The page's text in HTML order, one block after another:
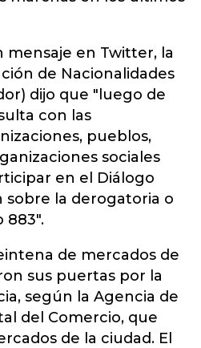
mensaje en Twitter, la
de Nacionalidades
dijo que "luego de
con las
pueblos,
sociales
en el Diálogo
sobre la derogatoria o
883".
de mercados de
sus puertas por la
según la Agencia de
del Comercio, que
de la ciudad. El